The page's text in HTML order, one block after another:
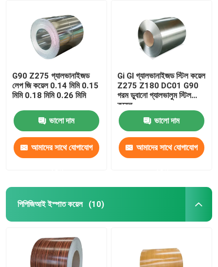
G90 Z275 গ্যালভানাইজড
লেপ জি কয়েল 0.14 মিমি 0.15
মিমি 0.18 মিমি 0.26 মিমি
ভালো দাম
আমাদের সাথে যোগাযোগ
Gi Gl গ্যালভানাইজড স্টিল কয়েল
Z275 Z180 DC01 G90
গরম ডুবানো গ্যালভালুম স্টিল
কয়েল
ভালো দাম
আমাদের সাথে যোগাযোগ
পিপিজিআই ইস্পাত কয়েল (10)